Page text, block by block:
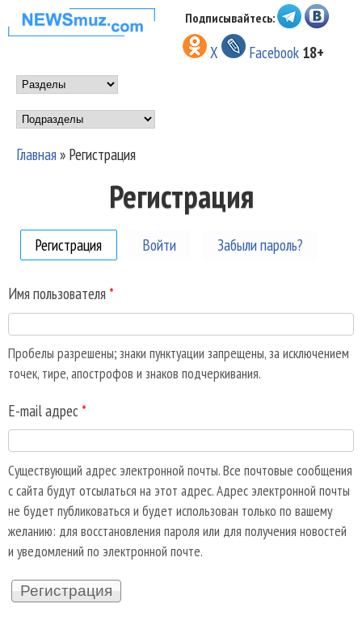
Перейти к основному
содержанию
НОВОСТИ
МУЗЫКИ И
ШОУ БИЗНЕСА
NEWSMUZ.COM
Подписывайтесь:
X Facebook 18+
Main menu
Подразделы
Главная» Регистрация
Регистрация
Регистрация (активная вкладка)
Войти Забыли пароль?
Имя пользователя *
Пробелы разрешены; знаки пунктуации запрещены, за исключением
точек, тире, апострофов и знаков подчеркивания.
E-mail адрес *
Существующий адрес электронной почты. Все почтовые сообщения
с сайта будут отсылаться на этот адрес. Адрес электронной почты
не будет публиковаться и будет использован только по вашему
желанию: для восстановления пароля или для получения новостей
и уведомлений по электронной почте.